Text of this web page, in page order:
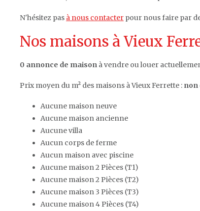
N'hésitez pas à nous contacter pour nous faire par
Nos maisons à Vieux
0 annonce de maison à vendre ou louer
Prix moyen du m² des maisons à Vieux Ferrette : non
Aucune maison neuve
Aucune maison ancienne
Aucune villa
Aucun corps de ferme
Aucun maison avec piscine
Aucune maison 2 Pièces (T1)
Aucune maison 2 Pièces (T2)
Aucune maison 3 Pièces (T3)
Aucune maison 4 Pièces (T4)